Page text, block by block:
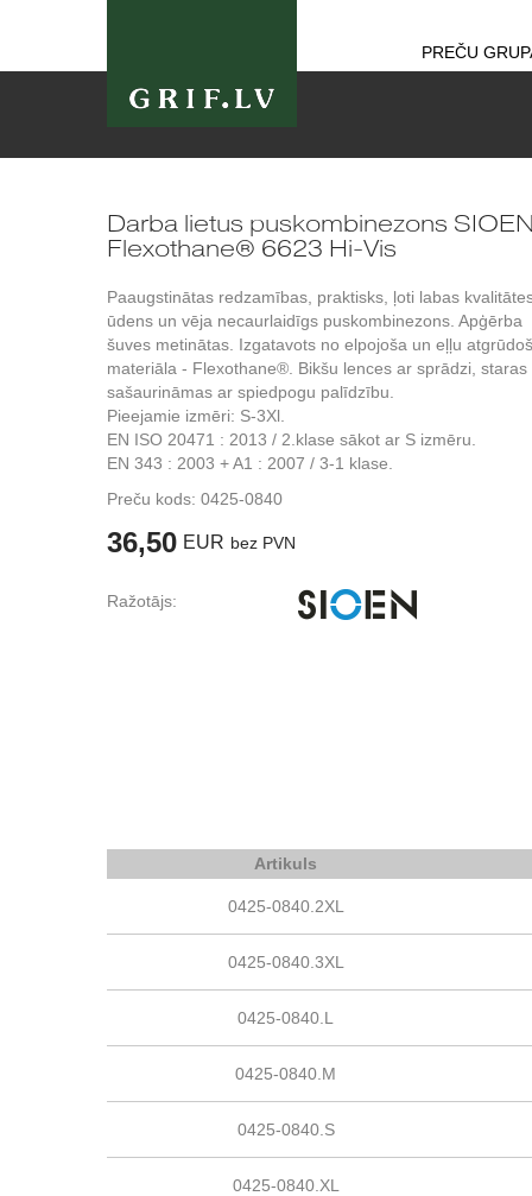
PREČU
Darba lietus puskombinezons
Flexothane® 6623 Hi-Vis
Paaugstinātas redzamības, praktisks, ļoti labas
ūdens un vēja necaurlaidīgs puskombinezons. Apģērba
šuves metinātas. Izgatavots no elpojoša un eļļu
materiāla - Flexothane®. Bikšu lences ar sprādzi, staras
sašaurināmas ar spiedpogu palīdzību.
Pieejamie izmēri: S-3Xl.
EN ISO 20471 : 2013 / 2.klase sākot ar S izmēru.
EN 343 : 2003 + A1 : 2007 / 3-1 klase.
Preču kods: 0425-0840
36,50 EUR bez PVN
Ražotājs:
Artikuls
0425-0840.2XL
0425-0840.3XL
0425-0840.L
0425-0840.M
0425-0840.S
0425-0840.XL